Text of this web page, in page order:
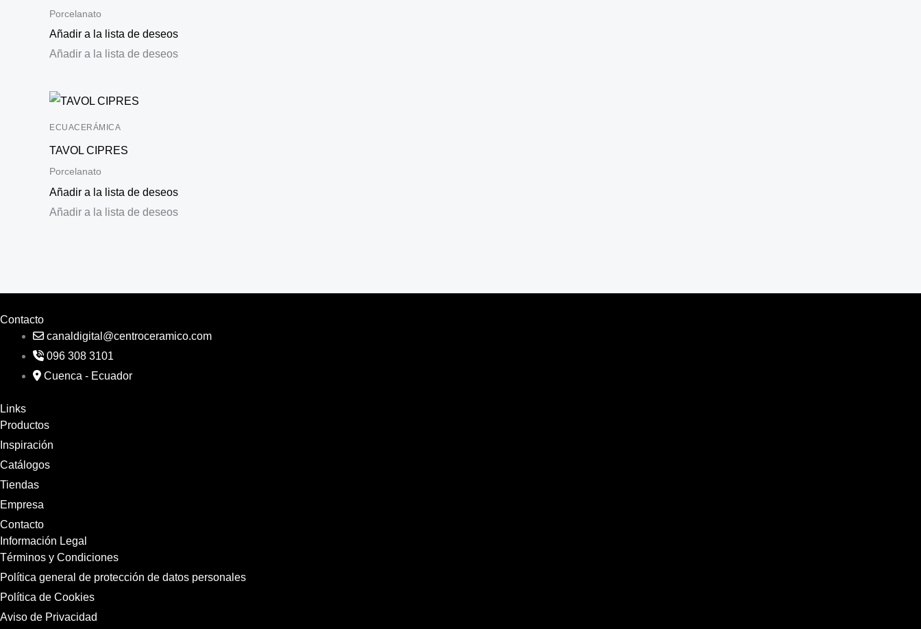
Porcelanato
Añadir a la lista de deseos
Añadir a la lista de deseos
ECUACERÁMICA
TAVOL CIPRES
Porcelanato
Añadir a la lista de deseos
Añadir a la lista de deseos
Contacto
canaldigital@centroceramico.com
096 308 3101
Cuenca - Ecuador
Links
Productos
Inspiración
Catálogos
Tiendas
Empresa
Contacto
Información Legal
Términos y Condiciones
Política general de protección de datos personales
Política de Cookies
Aviso de Privacidad